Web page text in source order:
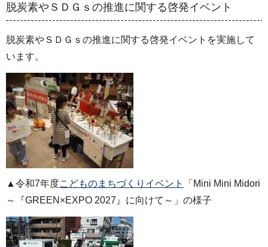
脱炭素やＳＤＧｓの推進に関する啓発イベント
脱炭素やＳＤＧｓの推進に関する啓発イベントを実施して
います。
▲令和7年度こどものまちづくりイベント
「Mini Mini Midori
～『GREEN×EXPO 2027』に向けて～」の様子